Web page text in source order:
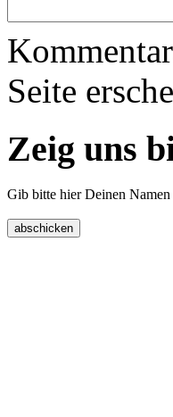
Seite
Zeig uns
Gib bitte hier Deinen